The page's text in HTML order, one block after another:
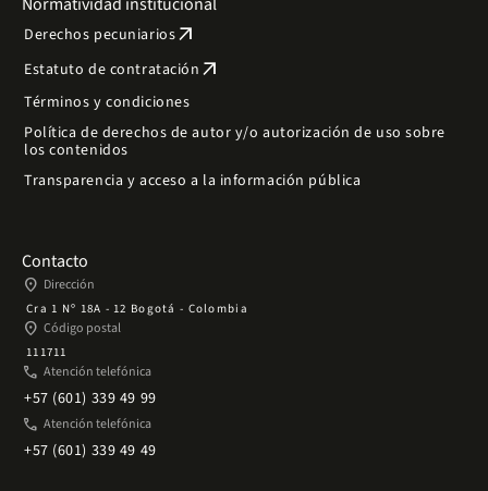
Normatividad institucional
Derechos pecuniariosarrow_outward
Estatuto de contratación arrow_outward
Términos y condiciones
Política de derechos de autor y/o autorización de uso sobre
los contenidos
Transparencia y acceso a la información pública
Contacto
place Dirección
Cra 1 Nº 18A - 12 Bogotá - Colombia
place Código postal
111711
phone Atención telefónica
+57 (601) 339 49 99
phone Atención telefónica
+57 (601) 339 49 49